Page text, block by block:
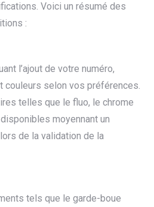
Voici un résumé des
:
l’ajout de votre numéro,
couleurs selon vos préférences.
telles que le fluo, le chrome
moyennant un
de la validation de la
tels que le garde-boue